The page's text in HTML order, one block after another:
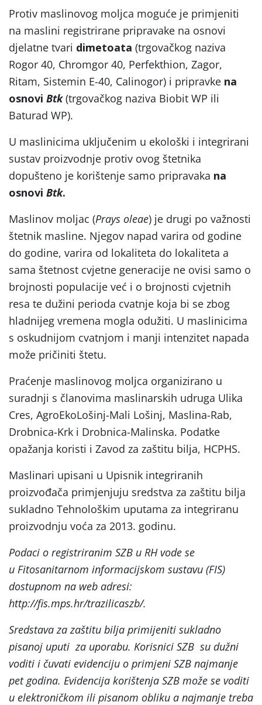
Protiv maslinovog moljca moguće je primjeniti
na maslini registrirane pripravake na osnovi
djelatne tvari dimetoata (trgovačkog naziva
Rogor 40, Chromgor 40, Perfekthion, Zagor,
Ritam, Sistemin E-40, Calinogor) i pripravke na
osnovi Btk(trgovačkog naziva Biobit WP ili
Baturad WP).
U maslinicima uključenim u ekološki i integrirani
sustav proizvodnje protiv ovog štetnika
dopušteno je korištenje samo pripravaka na
osnovi Btk.
Maslinov moljac (Prays oleae) je drugi po važnosti
štetnik masline. Njegov napad varira od godine
do godine, varira od lokaliteta do lokaliteta a
sama štetnost cvjetne generacije ne ovisi samo o
brojnosti populacije već i o brojnosti cvjetnih
resa te dužini perioda cvatnje koja bi se zbog
hladnijeg vremena mogla odužiti. U maslinicima
s oskudnijom cvatnjom i manji intenzitet napada
može pričiniti štetu.
Praćenje maslinovog moljca organizirano u
suradnji s članovima maslinarskih udruga Ulika
Cres, AgroEkoLošinj-Mali Lošinj, Maslina-Rab,
Drobnica-Krk i Drobnica-Malinska. Podatke
opažanja koristi i Zavod za zaštitu bilja, HCPHS.
Maslinari upisani u Upisnik integriranih
proizvođača primjenjuju sredstva za zaštitu bilja
sukladno Tehnološkim uputama za integriranu
proizvodnju voća za 2013. godinu.
Podaci o registriranim SZB u RH vode se
u Fitosanitarnom informacijskom sustavu (FIS)
dostupnom na web adresi:
http://fis.mps.hr/trazilicaszb/.
Sredstava za zaštitu bilja primijeniti sukladno
pisanoj uputi za uporabu. Korisnici SZB su dužni
voditi i čuvati evidenciju o primjeni SZB najmanje
pet godina. Evidencija korištenja SZB može se voditi
u elektroničkom ili pisanom obliku a najmanje treba